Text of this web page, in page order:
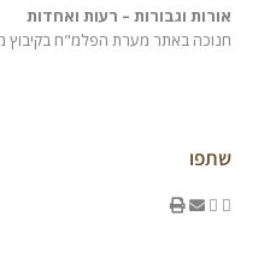
אורות וגבורות – רעות ואחדות
חנוכה באתר מערת הפלמ"ח
שתפו